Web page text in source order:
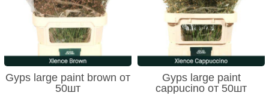
Gyps large paint brown от
50шт
Gyps large paint
cappucino от 50шт